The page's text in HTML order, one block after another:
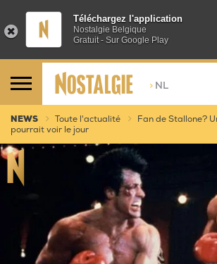
Téléchargez l'application
Nostalgie Belgique
Gratuit - Sur Google Play
> NL
NEWS Toute l'actualité
Fan de Stallone?
pourrait voir le jour